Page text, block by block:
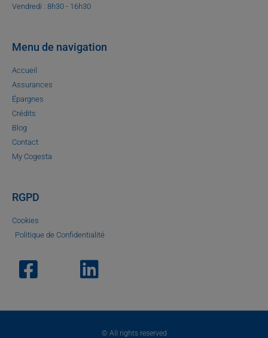
Vendredi : 8h30 - 16h30
Menu de navigation
Accueil
Assurances
Épargnes
Crédits
Blog
Contact
My Cogesta
RGPD
Cookies
Politique de Confidentialité
© All rights reserved